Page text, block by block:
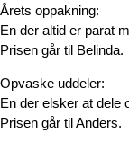
Årets oppakning:
En der altid er parat
Prisen går til Belinda.
Opvaske uddeler:
En der elsker at dele
Prisen går til Anders.